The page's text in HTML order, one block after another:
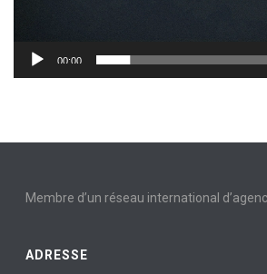
00:00
Membre d’un réseau international
ADRESSE